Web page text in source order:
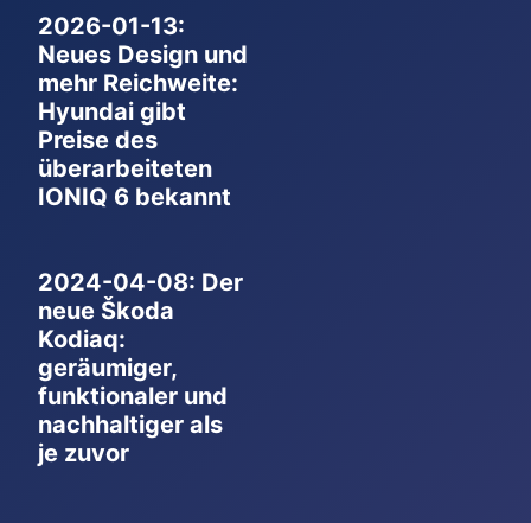
2026-01-13:
Neues Design und
mehr Reichweite:
Hyundai gibt
Preise des
überarbeiteten
IONIQ 6 bekannt
2024-04-08: Der
neue Škoda
Kodiaq:
geräumiger,
funktionaler und
nachhaltiger als
je zuvor